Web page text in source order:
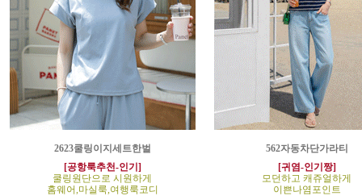
2623쿨링이지세트한벌
[공항룩추천-인기]
쿨링원단으로 시원하게
홈웨어,마실룩,여행룩코디
562자동차단가라티
[귀염-인기짱]
모던하고 캐쥬얼하게
이쁜나염포인트